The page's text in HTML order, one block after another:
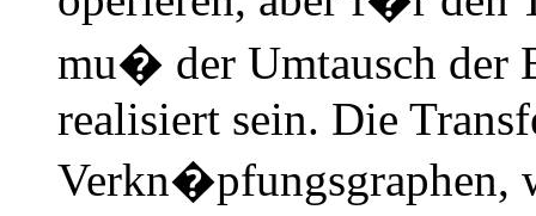
mu� der Umtausch der
realisiert sein. Die
Verkn�pfungsgraphen,